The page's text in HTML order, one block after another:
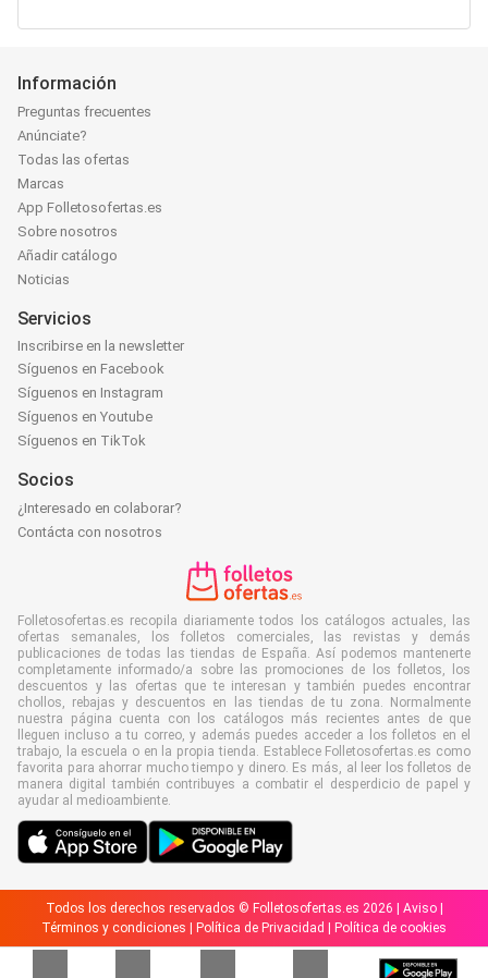
Información
Preguntas frecuentes
Anúnciate?
Todas las ofertas
Marcas
App Folletosofertas.es
Sobre nosotros
Añadir catálogo
Noticias
Servicios
Inscribirse en la newsletter
Síguenos en Facebook
Síguenos en Instagram
Síguenos en Youtube
Síguenos en TikTok
Socios
¿Interesado en colaborar?
Contácta con nosotros
Folletosofertas.es recopila diariamente todos los catálogos actuales, las
ofertas semanales, los folletos comerciales, las revistas y demás
publicaciones de todas las tiendas de España. Así podemos mantenerte
completamente informado/a sobre las promociones de los folletos, los
descuentos y las ofertas que te interesan y también puedes encontrar
chollos, rebajas y descuentos en las tiendas de tu zona. Normalmente
nuestra página cuenta con los catálogos más recientes antes de que
lleguen incluso a tu correo, y además puedes acceder a los folletos en el
trabajo, la escuela o en la propia tienda. Establece Folletosofertas.es como
favorita para ahorrar mucho tiempo y dinero. Es más, al leer los folletos de
manera digital también contribuyes a combatir el desperdicio de papel y
ayudar al medioambiente.
Todos los derechos reservados © Folletosofertas.es 2026 | Aviso|
Términos y condiciones
Política de Privacidad Política de cookies